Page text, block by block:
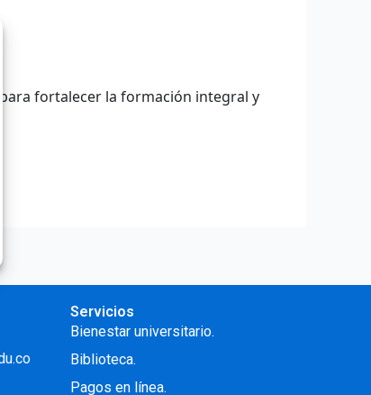
fortalecer la formación integral y
Servicios
Bienestar universitario.
Biblioteca.
Pagos en línea.